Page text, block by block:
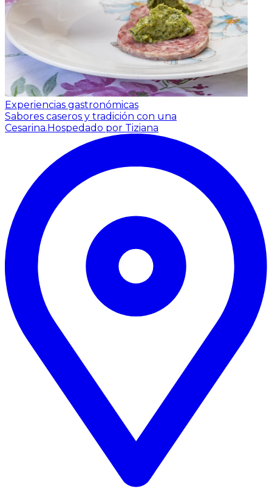
Experiencias gastronómicas
Sabores caseros y tradición con una
Cesarina. Hospedado por Tiziana